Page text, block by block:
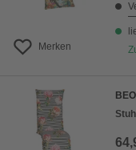
Merken
BEO